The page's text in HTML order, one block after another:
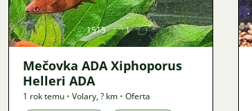
1515 1
Mečovka ADA Xiphoporus
Helleri ADA
1 rok temu • Volary,? km • Oferta